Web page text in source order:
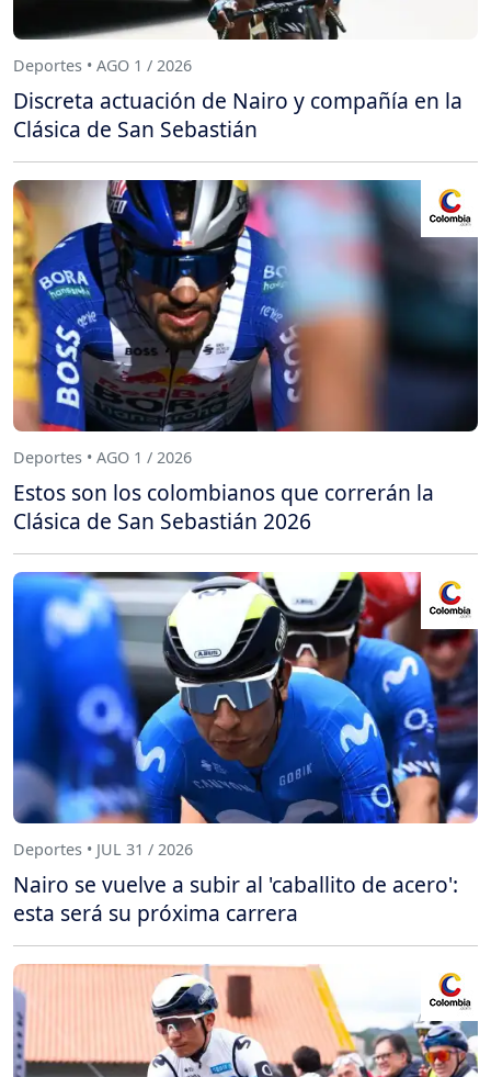
Deportes • AGO 1 / 2026
Discreta actuación de Nairo y compañía en la
Clásica de San Sebastián
Deportes • AGO 1 / 2026
Estos son los colombianos que correrán la
Clásica de San Sebastián 2026
Deportes • JUL 31 / 2026
Nairo se vuelve a subir al 'caballito de acero':
esta será su próxima carrera